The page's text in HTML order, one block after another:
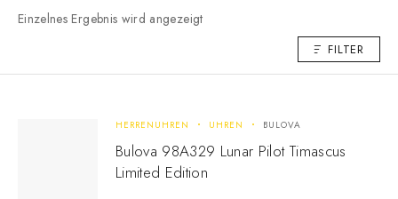
Einzelnes Ergebnis wird angezeigt
FILTER
HERRENUHREN UHREN BULOVA
Bulova 98A329 Lunar Pilot Timascus
Limited Edition